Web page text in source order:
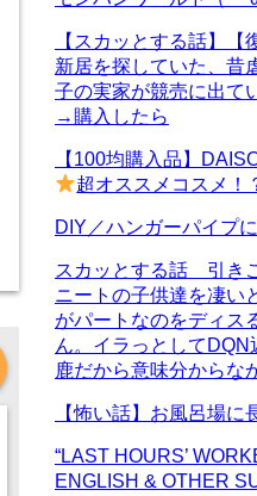
【スカッとする話】【
新居を探していた、昔
子の実家が競売に出て
→購入したら
【100均購入品】
超オススメコスメ！
DIY／ハンガーパイプ
スカッとする話 引き
ニートの子供達を凄い
がパートなのをディス
ん。イラっとして
鹿だから意味分からな
【怖い話】お風呂場
“LAST HOURS’
ENGLISH & OTHER